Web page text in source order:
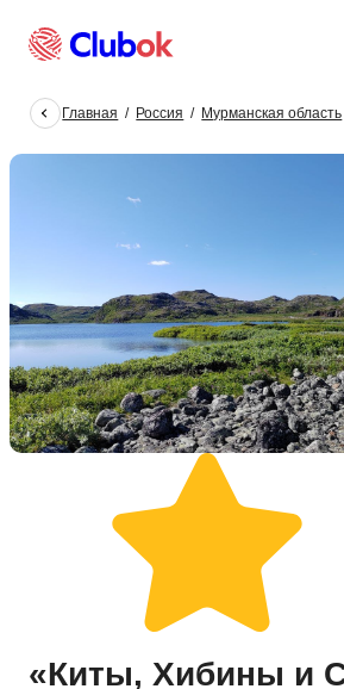
Главная / Россия / Мурманская область
Купить тур
«Киты, Хибины и